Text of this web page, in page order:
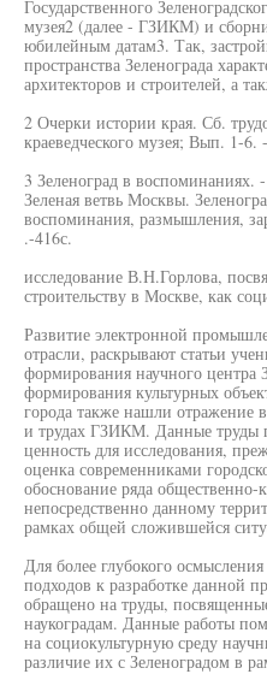
Государственного
музея2 (далее - ГЗИКМ) и
юбилейным датам3. Так,
пространства Зеленограда
архитекторов и строителей, а
2 Очерки истории края. Сб.
краеведческого музея; Вып. 1-
3 Зеленоград в
Зеленая ветвь Москвы.
воспоминания, размышления,
.-416с.
исследование В.Н.Горлова,
строительству в Москве, как
Развитие электронной
отрасли, раскрывают статьи
формирования научного центра
формирования культурных
города также нашли отражение
и трудах ГЗИКМ. Данные труды
ценность для исследования,
оценка современниками
обоснование ряда
непосредственно данному
рамках общей сложившейся
Для более глубокого
подходов к разработке данной
обращено на труды,
наукоградам. Данные работы
на социокультурную среду
различие их с Зеленоградом в